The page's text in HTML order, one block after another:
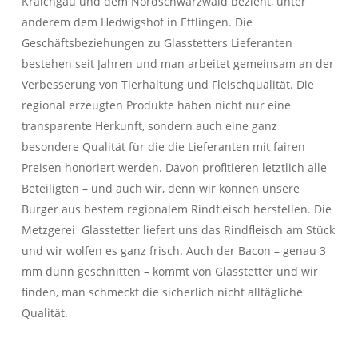
anderem dem Hedwigshof in Ettlingen. Die
Geschäftsbeziehungen zu Glasstetters Lieferanten
bestehen seit Jahren und man arbeitet gemeinsam an der
Verbesserung von Tierhaltung und Fleischqualität. Die
regional erzeugten Produkte haben nicht nur eine
transparente Herkunft, sondern auch eine ganz
besondere Qualität für die die Lieferanten mit fairen
Preisen honoriert werden. Davon profitieren letztlich alle
Beteiligten – und auch wir, denn wir können unsere
Burger aus bestem regionalem Rindfleisch herstellen. Die
Metzgerei Glasstetter liefert uns das Rindfleisch am Stück
und wir wolfen es ganz frisch. Auch der Bacon – genau 3
mm dünn geschnitten – kommt von Glasstetter und wir
finden, man schmeckt die sicherlich nicht alltägliche
Qualität.